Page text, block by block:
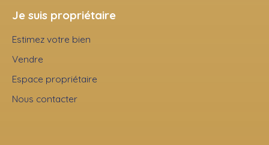
Je suis propriétaire
Estimez votre bien
Vendre
Espace propriétaire
Nous contacter